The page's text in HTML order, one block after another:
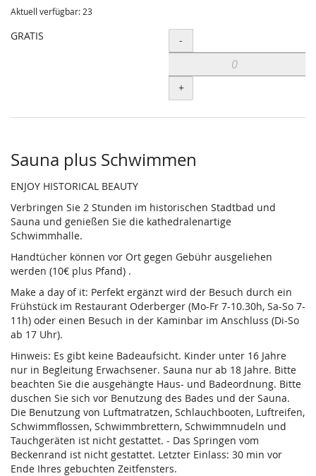
Aktuell verfügbar: 23
GRATIS Menge
-
+
Sauna plus Schwimmen
ENJOY HISTORICAL BEAUTY
Verbringen Sie 2 Stunden im historischen Stadtbad und
Sauna und genießen Sie die kathedralenartige
Schwimmhalle.
Handtücher können vor Ort gegen Gebühr ausgeliehen
werden (10€ plus Pfand) .
Make a day of it: Perfekt ergänzt wird der Besuch durch ein
Frühstück im Restaurant Oderberger (Mo-Fr 7-10.30h, Sa-So 7-
11h) oder einen Besuch in der Kaminbar im Anschluss (Di-So
ab 17 Uhr).
Hinweis: Es gibt keine Badeaufsicht. Kinder unter 16 Jahre
nur in Begleitung Erwachsener. Sauna nur ab 18 Jahre. Bitte
beachten Sie die ausgehängte Haus- und Badeordnung. Bitte
duschen Sie sich vor Benutzung des Bades und der Sauna.
Die Benutzung von Luftmatratzen, Schlauchbooten, Luftreifen,
Schwimmflossen, Schwimmbrettern, Schwimmnudeln und
Tauchgeräten ist nicht gestattet. - Das Springen vom
Beckenrand ist nicht gestattet. Letzter Einlass: 30 min vor
Ende Ihres gebuchten Zeitfensters.